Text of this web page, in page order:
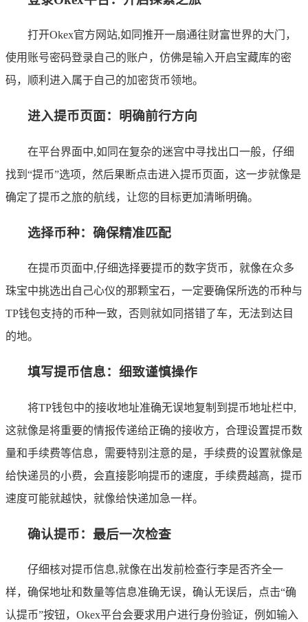
打开Okex官方网站,如同推开一扇通往财富世界的大门，
使用账号密码登录自己的账户，仿佛是输入开启宝藏库的密
码，顺利进入属于自己的加密货币领地。
进入提币页面：明确前行方向
在平台界面中,如同在复杂的迷宫中寻找出口一般，仔细
找到“提币”选项，然后果断点击进入提币页面，这一步就像是
确定了提币之旅的航线，让您的目标更加清晰明确。
选择币种：确保精准匹配
在提币页面中,仔细选择要提币的数字货币，就像在众多
珠宝中挑选出自己心仪的那颗宝石，一定要确保所选的币种与
TP钱包支持的币种一致，否则就如同搭错了车，无法到达目
的地。
填写提币信息：细致谨慎操作
将TP钱包中的接收地址准确无误地复制到提币地址栏中,
这就像是将重要的情报传递给正确的接收方，合理设置提币数
量和手续费等信息，需要特别注意的是，手续费的设置就像是
给快递员的小费，会直接影响提币的速度，手续费越高，提币
速度可能就越快，就像给快递加急一样。
确认提币：最后一次检查
仔细核对提币信息,就像在出发前检查行李是否齐全一
样，确保地址和数量等信息准确无误，确认无误后，点击“确
认提币”按钮，Okex平台会要求用户进行身份验证，例如输入